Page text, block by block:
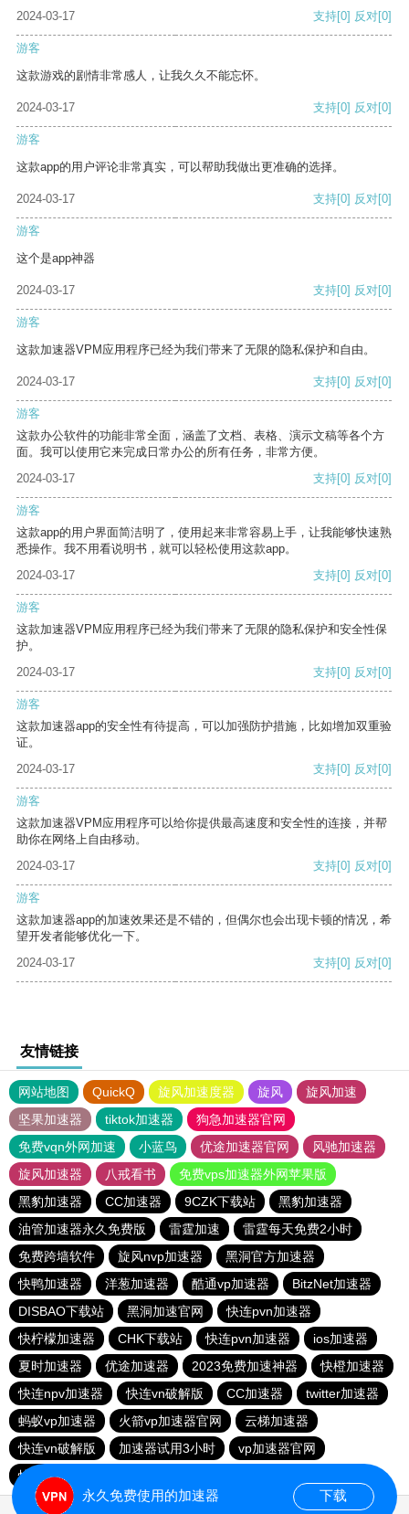
2024-03-17 支持[0] 反对[0]
游客
这款游戏的剧情非常感人，让我久久不能忘怀。
2024-03-17 支持[0] 反对[0]
游客
这款app的用户评论非常真实，可以帮助我做出更准确的选择。
2024-03-17 支持[0] 反对[0]
游客
这个是app神器
2024-03-17 支持[0] 反对[0]
游客
这款加速器VPM应用程序已经为我们带来了无限的隐私保护和自由。
2024-03-17 支持[0] 反对[0]
游客
这款办公软件的功能非常全面，涵盖了文档、表格、演示文稿等各个方
面。我可以使用它来完成日常办公的所有任务，非常方便。
2024-03-17
支持[0] 反对[0]
游客
这款app的用户界面简洁明了，使用起来非常容易上手，让我能够快速熟
悉操作。我不用看说明书，就可以轻松使用这款app。
2024-03-17
支持[0] 反对[0]
游客
这款加速器VPM应用程序已经为我们带来了无限的隐私保护和安全性保
护。
2024-03-17
支持[0] 反对[0]
游客
这款加速器app的安全性有待提高，可以加强防护措施，比如增加双重验
证。
2024-03-17
支持[0] 反对[0]
游客
这款加速器VPM应用程序可以给你提供最高速度和安全性的连接，并帮
助你在网络上自由移动。
2024-03-17
支持[0] 反对[0]
游客
这款加速器app的加速效果还是不错的，但偶尔也会出现卡顿的情况，希
望开发者能够优化一下。
2024-03-17
支持[0] 反对[0]
友情链接
网站地图 QuickQ 旋风加速度器 旋风
旋风加速
坚果加速器
tiktok加速器
狗急加速器官网
免费vqn外网加速
小蓝鸟 优途加速器官网
风驰加速器
旋风加速器
八戒看书
免费vps加速器外网苹果版
黑豹加速器
CC加速器 9CZK下载站
黑豹加速器
油管加速器永久免费版
雷霆加速
雷霆每天免费2小时
免费跨墙软件
旋风nvp加速器
黑洞官方加速器
快鸭加速器
洋葱加速器 酷通vp加速器
BitzNet加速器
DISBAO下载站
黑洞加速官网
快连pvn加速器
快柠檬加速器
CHK下载站 快连pvn加速器
ios加速器
夏时加速器
优途加速器 2023免费加速神器
快橙加速器
快连npv加速器
快连vn破解版 CC加速器
twitter加速器
蚂蚁vp加速器
火箭vp加速器官网
云梯加速器
快连vn破解版
加速器试用3小时
vp加速器官网
快鸭加速器
永久免费使用的加速器 下载